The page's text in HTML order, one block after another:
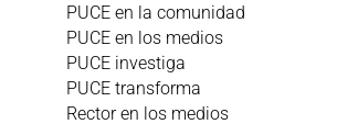
PUCE en la comunidad
PUCE en los medios
PUCE investiga
PUCE transforma
Rector en los medios